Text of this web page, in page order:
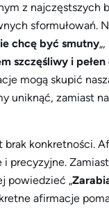
z najczęstszych
sformułowań.
chcę być smutny
szczęśliwy i
mogą skupić
uniknąć, zamiast
brak konkretności.
i precyzyjne.
powiedzieć „
afirmacje